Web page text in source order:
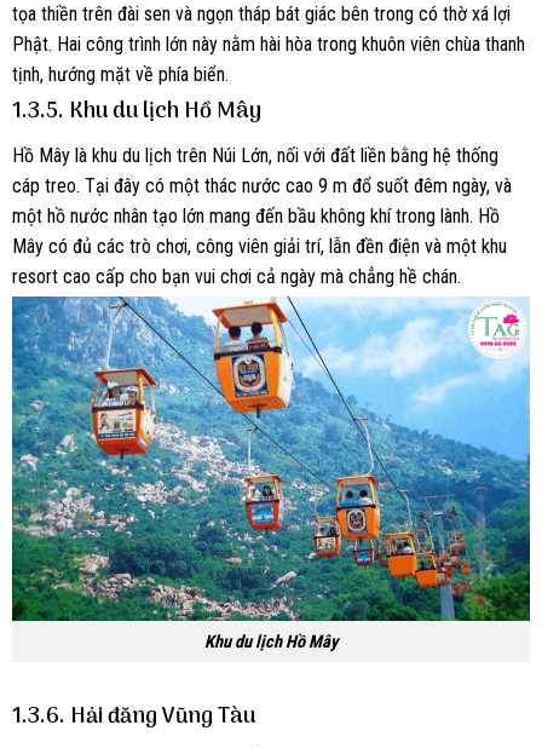
tọa thiền trên đài sen và ngọn tháp bát giác bên trong có thờ xá lợi
Phật. Hai công trình lớn này nằm hài hòa trong khuôn viên chùa thanh
tịnh, hướng mặt về phía biển.
1.3.5. Khu du lịch Hồ Mây
Hồ Mây là khu du lịch trên Núi Lớn, nối với đất liền bằng hệ thống
cáp treo. Tại đây có một thác nước cao 9 m đổ suốt đêm ngày, và
một hồ nước nhân tạo lớn mang đến bầu không khí trong lành. Hồ
Mây có đủ các trò chơi, công viên giải trí, lẫn đền điện và một khu
resort cao cấp cho bạn vui chơi cả ngày mà chẳng hề chán.
Khu du lịch Hồ Mây
1.3.6. Hải đăng Vũng Tàu